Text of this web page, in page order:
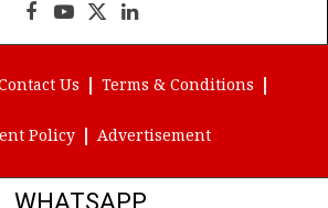
Facebook
YouTube
X
(Twitter)
LinkedIn
Us Terms & Conditions
Policy Advertisement
WHATSAPP